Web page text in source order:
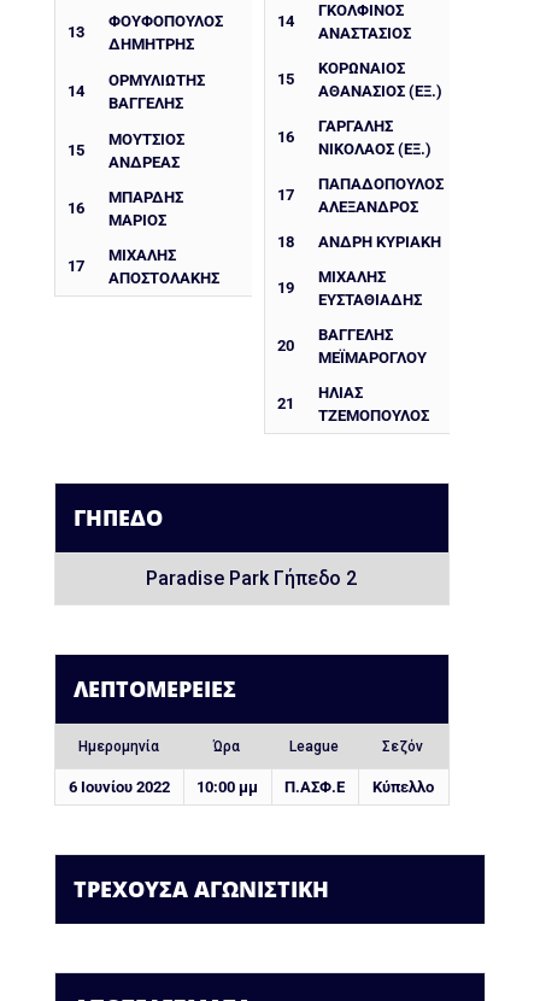
13
ΦΟΥΦΟΠΟΥΛΟΣ
ΔΗΜΗΤΡΗΣ
14
ΟΡΜΥΛΙΩΤΗΣ
ΒΑΓΓΕΛΗΣ
15
ΜΟΥΤΣΙΟΣ
ΑΝΔΡΕΑΣ
16
ΜΠΑΡΔΗΣ
ΜΑΡΙΟΣ
17
ΜΙΧΑΛΗΣ
ΑΠΟΣΤΟΛΑΚΗΣ
14
ΓΚΟΛΦΊΝΟΣ
ΑΝΑΣΤΆΣΙΟΣ
15
ΚΟΡΩΝΑΊΟΣ
ΑΘΑΝΆΣΙΟΣ (ΕΞ.)
16
ΓΑΡΓΑΛΗΣ
ΝΙΚΌΛΑΟΣ (ΕΞ.)
17
ΠΑΠΑΔΌΠΟΥΛΟΣ
ΑΛΈΞΑΝΔΡΟΣ
18
ΑΝΔΡΉ ΚΥΡΙΑΚΉ
19
ΜΙΧΆΛΗΣ
ΕΥΣΤΑΘΙΆΔΗΣ
20
ΒΑΓΓΈΛΗΣ
ΜΕΪΜΆΡΟΓΛΟΥ
21
ΗΛΊΑΣ
ΤΖΕΜΌΠΟΥΛΟΣ
ΓΉΠΕΔΟ
Paradise Park Γήπεδο 2
ΛΕΠΤΟΜΈΡΕΙΕΣ
Ημερομηνία Ώρα League Σεζόν
6 Ιουνίου 2022 10:00 μμ Π.ΑΣΦ.Ε Κύπελλο
ΤΡΕΧΟΥΣΑ ΑΓΩΝΙΣΤΙΚΗ